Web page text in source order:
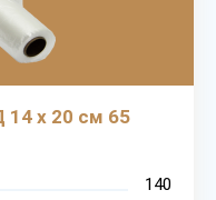
х 20 см 65
140